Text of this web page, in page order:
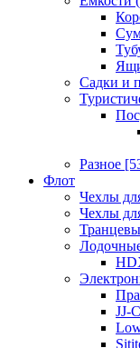
Садки и
Разное
Флот
Чехлы
Чехлы
JJ-